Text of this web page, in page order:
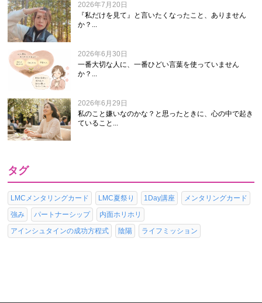
2026年7月20日
『私だけを見て』と言いたくなったこと、ありません
か？...
2026年6月30日
一番大切な人に、一番ひどい言葉を使っていません
か？...
2026年6月29日
私のこと嫌いなのかな？と思ったときに、心の中で起き
ていること...
タグ
LMCメンタリングカード LMC夏祭り 1Day講座
メンタリングカード
強み
パートナーシップ
内面ホリホリ
アインシュタインの成功方程式
陰陽 ライフミッション